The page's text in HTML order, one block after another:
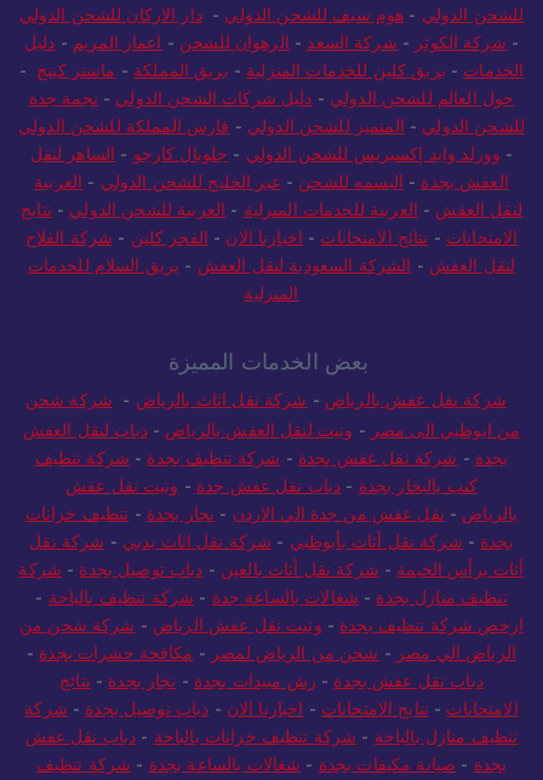
للشحن الدولي - هوم سيف للشحن الدولي -دار الاركان للشحن الدولي
- شركة الكوثر - شركة السعد - الرهوان للشحن - اعمار المريم - دليل
الخدمات - بريق كلين للخدمات المنزلية - بريق المملكة - ماستر كينج -
حول العالم للشحن الدولي - دليل شركات الشحن الدولي - نجمة جدة
للشحن الدولي - المتميز للشحن الدولي - فارس المملكة للشحن الدولي
- وورلد وايد إكسبريس للشحن الدولي - جلوبال كارجو - الساهر لنقل
العفش بجدة - البسمه للشحن - عبر الخليج للشحن الدولي - العربية
لنقل العفش - العربية للخدمات المنزلية - العربية للشحن الدولي - نتايج
الامتحانات - نتائج الامتحانات - اخبارنا الان - الفجر كلين - شركة الفلاح
لنقل العفش - الشركة السعودية لنقل العفش - بريق السلام للخدمات
المنزلية
بعض الخدمات المميزة
شركة نقل عفش بالرياض - شركة نقل اثاث بالرياض - شركة شحن
من ابوظبي الى مصر - ونيت لنقل العفش بالرياض -دباب لنقل العفش
بجدة - شركة نقل عفش بجدة - شركة تنظيف بجدة - شركة تنظيف
كنب بالبخار بجدة - دباب نقل عفش جدة - ونيت نقل عفش
بالرياض - نقل عفش من جدة الي الاردن - نجار بجدة - تنظيف خزانات
بجدة - شركة نقل أثاث بأبوظبي - شركة نقل اثاث بدبي - شركة نقل
أثاث برأس الخيمة - شركة نقل أثاث بالعين - دباب توصيل بجدة - شركة
تنظيف منازل بجدة - شغالات بالساعة جدة - شركة تنظيف بالباحة -
ارخص شركة تنظيف بجدة - ونيت نقل عفش الرياض - شركة شحن من
الرياض الي مصر - شحن من الرياض لمصر - مكافحة حشرات بجدة -
دباب نقل عفش بجدة - رش مبيدات بجدة - نجار بجدة - نتائج
الامتحانات - نتايج الامتحانات - اخبارنا الان - دباب توصيل بجدة - شركة
تنظيف منازل بالباحة - شركة تنظيف خزانات بالباحة - دباب نقل عفش
بجدة - صيانة مكيفات بجدة - شغالات بالساعة بجدة - شركة تنظيف